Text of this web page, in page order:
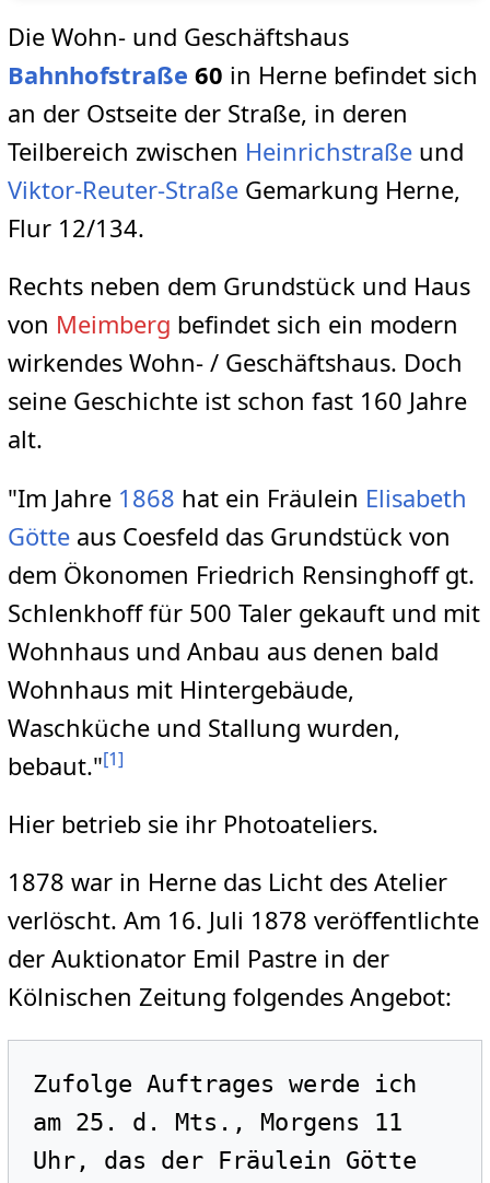
Die Wohn- und Geschäftshaus
Bahnhofstraße 60 in Herne befindet sich
an der Ostseite der Straße, in deren
Teilbereich zwischen Heinrichstraßeund
Viktor-Reuter-StraßeGemarkung Herne,
Flur 12/134.
Rechts neben dem Grundstück und Haus
von Meimberg befindet sich ein modern
wirkendes Wohn- / Geschäftshaus. Doch
seine Geschichte ist schon fast 160 Jahre
alt.
"Im Jahre 1868 hat ein Fräulein Elisabeth
Götteaus Coesfeld das Grundstück von
dem Ökonomen Friedrich Rensinghoff gt.
Schlenkhoff für 500 Taler gekauft und mit
Wohnhaus und Anbau aus denen bald
Wohnhaus mit Hintergebäude,
Waschküche und Stallung wurden,
bebaut."[1]
Hier betrieb sie ihr Photoateliers.
1878 war in Herne das Licht des Atelier
verlöscht. Am 16. Juli 1878 veröffentlichte
der Auktionator Emil Pastre in der
Kölnischen Zeitung folgendes Angebot:
Zufolge Auftrages werde ich
am 25. d. Mts., Morgens 11
Uhr, das der Fräulein Götte